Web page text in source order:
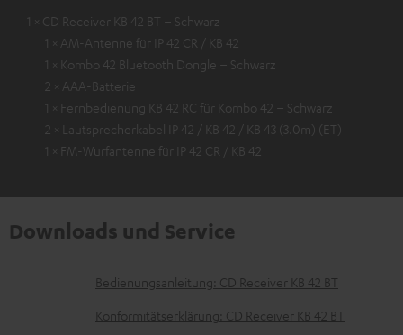
1 × CD Receiver KB 42 BT – Schwarz
1 × AM-Antenne für IP 42 CR / KB 42
1 × Kombo 42 Bluetooth Dongle – Schwarz
2 × AAA-Batterie
1 × Fernbedienung KB 42 RC für Kombo 42 – Schwarz
2 × Lautsprecherkabel IP 42 / KB 42 / KB 43 (3.0m) (ET)
1 × FM-Wurfantenne für IP 42 CR / KB 42
Downloads und Service
D
o
Bedienungsanleitung: CD Receiver KB 42 BT
Konformitätserklärung: CD Receiver KB 42 BT